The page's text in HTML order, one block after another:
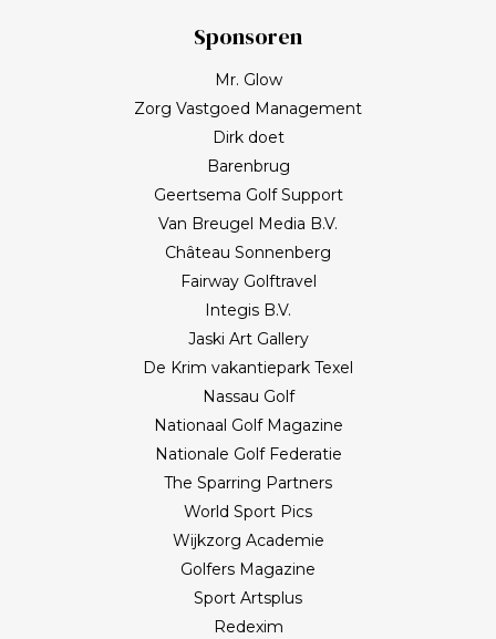
Sponsoren
Mr. Glow
Zorg Vastgoed Management
Dirk doet
Barenbrug
Geertsema Golf Support
Van Breugel Media B.V.
Château Sonnenberg
Fairway Golftravel
Integis B.V.
Jaski Art Gallery
De Krim vakantiepark Texel
Nassau Golf
Nationaal Golf Magazine
Nationale Golf Federatie
The Sparring Partners
World Sport Pics
Wijkzorg Academie
Golfers Magazine
Sport Artsplus
Redexim